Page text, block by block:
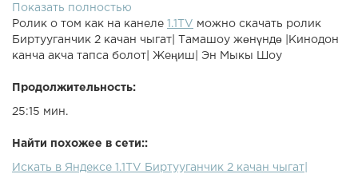
Показать полностью
Ролик о том как на канеле 1.1TV можно скачать ролик
Биртууганчик 2 качан чыгат| Тамашоу жөнүндө |Кинодон
канча акча тапса болот| Жеңиш| Эн Мыкы Шоу
Продолжительность:
25:15 мин.
Найти похожее в сети::
Искать в Яндексе 1.1TV Биртууганчик 2 качан чыгат|